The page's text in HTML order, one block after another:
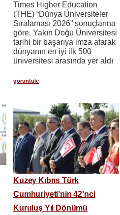
Times Higher Education
(THE) “Dünya Üniversiteler
Sıralaması 2026” sonuçlarına
göre, Yakın Doğu Üniversitesi
tarihi bir başarıya imza atarak
dünyanın en iyi ilk 500
üniversitesi arasında yer aldı
görüntüle
Kuzey Kıbrıs Türk
Cumhuriyeti’nin 42’nci
Kuruluş Yıl Dönümü